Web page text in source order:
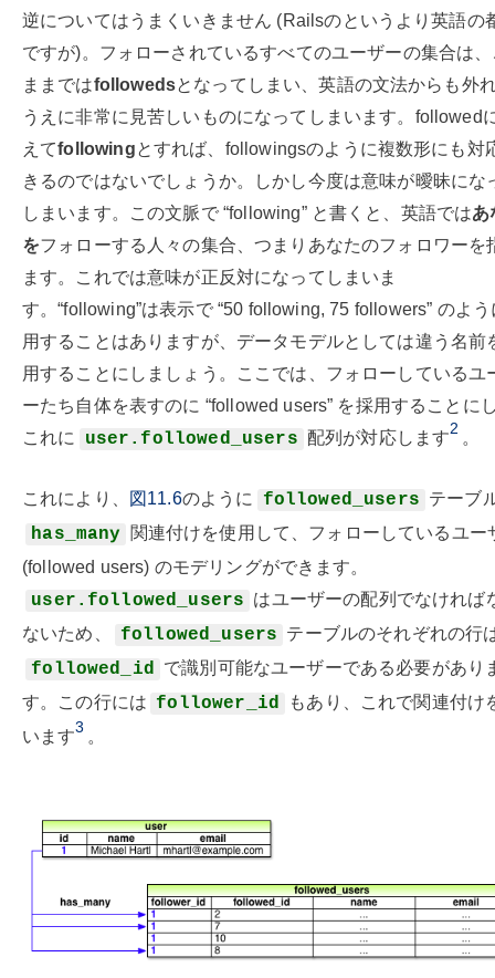
逆についてはうまくいきません (Railsのというより英語の
ですが)。フォローされているすべてのユーザーの集合は
ままではfollowedsとなってしまい、英語の文法からも外
うえに非常に見苦しいものになってしまいます。followed
えてfollowingとすれば、followingsのように複数形にも対
きるのではないでしょうか。しかし今度は意味が曖昧にな
しまいます。この文脈で “following” と書くと、英語ではあ
をフォローする人々の集合、つまりあなたのフォロワーを
ます。これでは意味が正反対になってしまいま
す。“following”は表示で “50 following, 75 followers” のよう
用することはありますが、データモデルとしては違う名前
用することにしましょう。ここでは、フォローしているユ
ーたち自体を表すのに “followed users” を採用することに
これに
user.followed_users 配列が対応します2 。
これにより、 図11.6のように followed_users テーブ
has_many
関連付けを使用して、フォローしているユー
(followed users) のモデリングができます。
user.followed_users はユーザーの配列でなければ
ないため、
followed_users テーブルのそれぞれの行
followed_id で識別可能なユーザーである必要があり
す。この行には follower_id
もあり、これで関連付け
います3 。